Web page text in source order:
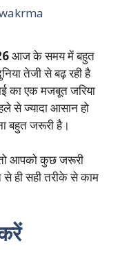
आज के समय में बहुत
तेजी से बढ़ रही है
का एक मजबूत जरिया
से ज्यादा आसान हो
बहुत जरूरी है।
आपको कुछ जरूरी
ही सही तरीके से काम